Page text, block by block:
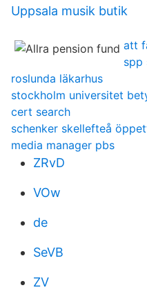
Uppsala musik butik
att
spp
roslunda läkarhus
stockholm universitet
cert search
schenker skellefteå
media manager pbs
ZRvD
VOw
de
SeVB
ZV